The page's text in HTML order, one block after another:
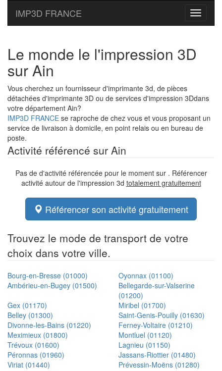
Toggle
IMP3D FRANCE
Le monde le l'impression 3D
sur Ain
Vous cherchez un fournisseur d'imprimante 3d, de pièces
détachées d'imprimante 3D ou de services d'impression 3Ddans
votre département Ain?
IMP3D FRANCE se raproche de chez vous et vous proposant un
service de livraison à domicile, en point relais ou en bureau de
poste.
Activité référencé sur Ain
Pas de d'activité référencée pour le moment sur . Référencer
activité autour de l'impression 3d totalement gratuitement
Référencer son activité gratuitement
Trouvez le mode de transport de votre
choix dans votre ville.
Bourg-en-Bresse (01000)
Oyonnax (01100)
Ambérieu-en-Bugey (01500)
Bellegarde-sur-Valserine
(01200)
Gex (01170)
Miribel (01700)
Belley (01300)
Saint-Genis-Pouilly (01630)
Divonne-les-Bains (01220)
Ferney-Voltaire (01210)
Meximieux (01800)
Montluel (01120)
Trévoux (01600)
Lagnieu (01150)
Péronnas (01960)
Jassans-Riottier (01480)
Viriat (01440)
Prévessin-Moëns (01280)